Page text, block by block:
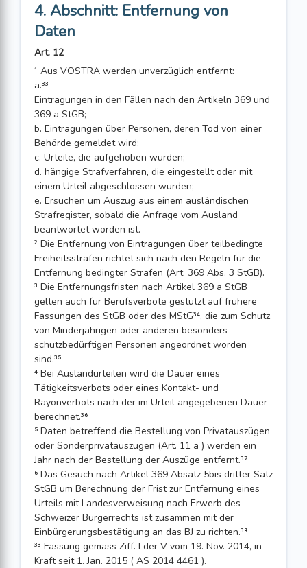
4. Abschnitt: Entfernung von
Daten
Art. 12
¹ Aus VOSTRA werden unverzüglich entfernt:
a.³³
Eintragungen in den Fällen nach den Artikeln 369 und
369 a StGB;
b. Eintragungen über Personen, deren Tod von einer
Behörde gemeldet wird;
c. Urteile, die aufgehoben wurden;
d. hängige Strafverfahren, die eingestellt oder mit
einem Urteil abgeschlossen wurden;
e. Ersuchen um Auszug aus einem ausländischen
Strafregister, sobald die Anfrage vom Ausland
beantwortet worden ist.
² Die Entfernung von Eintragungen über teilbedingte
Freiheitsstrafen richtet sich nach den Regeln für die
Entfernung bedingter Strafen (Art. 369 Abs. 3 StGB).
³ Die Entfernungsfristen nach Artikel 369 a StGB
gelten auch für Berufsverbote gestützt auf frühere
Fassungen des StGB oder des MStG³⁴, die zum Schutz
von Minderjährigen oder anderen besonders
schutzbedürftigen Personen angeordnet worden
sind.³⁵
⁴ Bei Auslandurteilen wird die Dauer eines
Tätigkeitsverbots oder eines Kontakt- und
Rayonverbots nach der im Urteil angegebenen Dauer
berechnet.³⁶
⁵ Daten betreffend die Bestellung von Privatauszügen
oder Sonderprivatauszügen (Art. 11 a ) werden ein
Jahr nach der Bestellung der Auszüge entfernt.³⁷
⁶ Das Gesuch nach Artikel 369 Absatz 5bis dritter Satz
StGB um Berechnung der Frist zur Entfernung eines
Urteils mit Landesverweisung nach Erwerb des
Schweizer Bürgerrechts ist zusammen mit der
Einbürgerungsbestätigung an das BJ zu richten.³⁸
³³ Fassung gemäss Ziff. I der V vom 19. Nov. 2014, in
Kraft seit 1. Jan. 2015 ( AS 2014 4461 ).